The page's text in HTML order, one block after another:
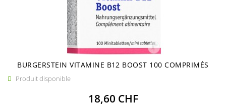
BURGERSTEIN VITAMINE B12 BOOST 100 COMPRIMÉS
 Produit disponible
Prix
18,60 CHF